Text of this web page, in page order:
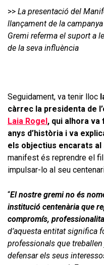
>> La presentació del
llançament de la campanya
Gremi referma el suport a
de la seva influència
Seguidament, va tenir lloc
càrrec la presidenta de
Laia Rogel , qui alhora
anys d’història i va
els objectius encarats al
manifest és reprendre el
impulsar-lo al seu
“El nostre gremi no és
institució centenària que
compromís,
d’aquesta entitat significa
professionals que
defensar els seus